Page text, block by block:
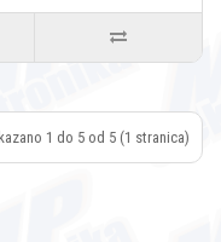
1 do 5 od 5 (1 stranica)